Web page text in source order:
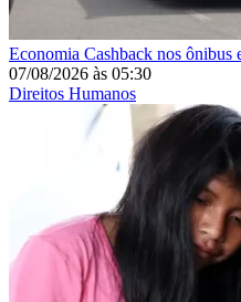
Economia Cashback nos ônibus
07/08/2026 às 05:30
Direitos Humanos